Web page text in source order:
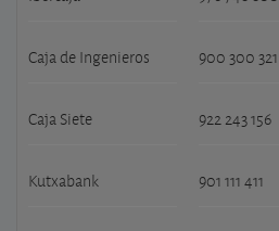
Caja de Ingenieros 900 300 321
Caja Siete 922 243 156
Kutxabank 901 111 411